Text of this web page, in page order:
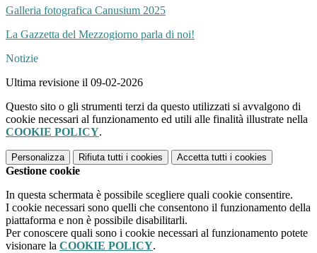
Galleria fotografica Canusium 2025
La Gazzetta del Mezzogiorno parla di noi!
Notizie
Ultima revisione il 09-02-2026
Questo sito o gli strumenti terzi da questo utilizzati si avvalgono di
cookie necessari al funzionamento ed utili alle finalità illustrate nella
COOKIE POLICY.
Personalizza Rifiuta tutti i cookies Accetta tutti i cookies
Gestione cookie
In questa schermata è possibile scegliere quali cookie consentire.
I cookie necessari sono quelli che consentono il funzionamento della
piattaforma e non è possibile disabilitarli.
Per conoscere quali sono i cookie necessari al funzionamento potete
visionare la COOKIE POLICY.